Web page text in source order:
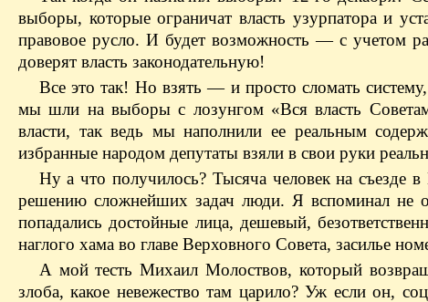
выборы, которые ограничат власть узурпатора и
правовое русло. И будет возможность — с учетом
доверят власть законодательную!
Все это так! Но взять — и просто сломать
мы шли на выборы с лозунгом «Вся власть
власти, так ведь мы наполнили ее реальным
избранные народом депутаты взяли в свои руки
Ну а что получилось? Тысяча человек на
решению сложнейших задач люди. Я вспоминал не
попадались достойные лица, дешевый,
наглого хама во главе Верховного Совета, засилье
А мой тесть Михаил Молоствов, который
злоба, какое невежество там царило? Уж если он,